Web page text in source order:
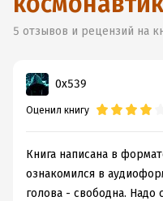
5 отзывов и рецензий на
0x539
Оценил книгу
Книга написана в
ознакомился в
голова - свободна. Надо